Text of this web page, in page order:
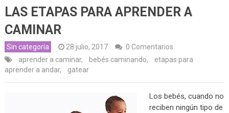
LAS ETAPAS PARA APRENDER A
CAMINAR
Sin categoría 28 julio, 2017
0 Comentarios
aprender a caminar, bebés caminando,
etapas para
aprender a andar, gatear
Los bebés, cuando no
reciben ningún tipo de